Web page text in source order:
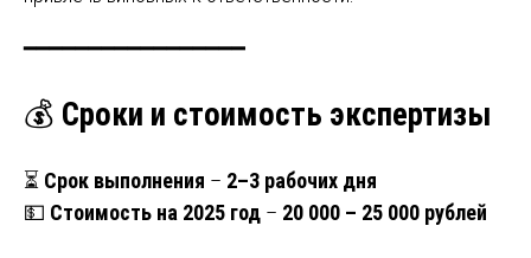
━━━━━━━━━━━━━━━━━
💰 Сроки и стоимость экспертизы
⏳ Срок выполнения – 2–3 рабочих дня
💵 Стоимость на 2025 год – 20 000 – 25 000 рублей